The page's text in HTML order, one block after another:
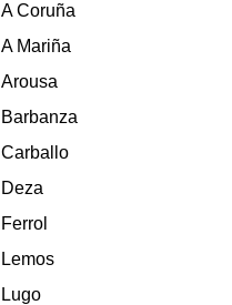
A Coruña
A Mariña
Arousa
Barbanza
Carballo
Deza
Ferrol
Lemos
Lugo